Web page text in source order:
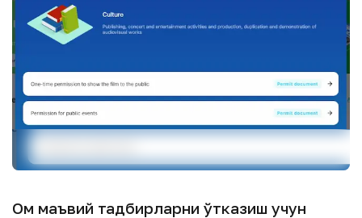
Ом маъвий тадбирларни ўтказиш учун